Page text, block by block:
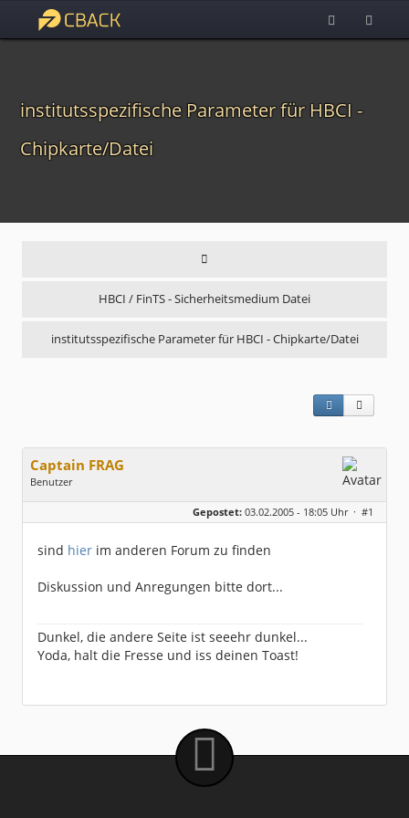
institutsspezifische Parameter für HBCI -
Chipkarte/Datei
HBCI / FinTS - Sicherheitsmedium Datei
institutsspezifische Parameter für HBCI - Chipkarte/Datei
Captain FRAG
Benutzer
Geschlecht:
keine Angabe
Beiträge:
5096
Gepostet: 03.02.2005 - 18:05 Uhr · #1
sind hier im anderen Forum zu finden
Diskussion und Anregungen bitte dort...
Dunkel, die andere Seite ist seeehr dunkel...
Yoda, halt die Fresse und iss deinen Toast!